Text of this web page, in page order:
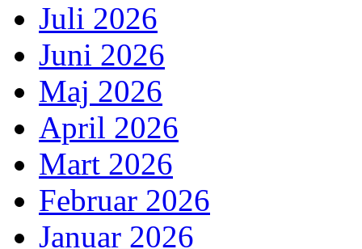
Juli 2026
Juni 2026
Maj 2026
April 2026
Mart 2026
Februar 2026
Januar 2026